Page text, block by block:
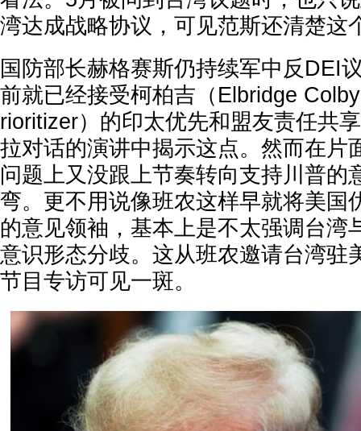
湾达成战略协议，可见范斯还清楚这
国防部长赫格赛斯仍持续军中反DEI
前就已经接受柯柏吉（Elbridge
rioritizer）的印太优先和盟友责任共
拉对话的演讲中揭示这点。然而在片
问题上又没跟上节奏转向支持川普的
弯。更不用说像班农这样早就将美国
的意见领袖，基本上是不太强调台湾
意识形态分歧。这从班农邀请台湾驻
节目专访可见一斑。